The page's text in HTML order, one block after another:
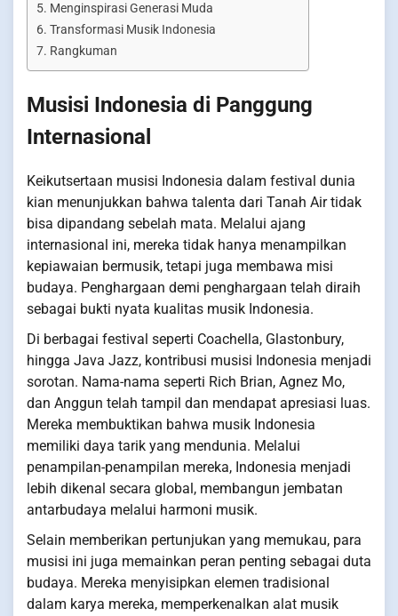
Menginspirasi Generasi Muda
Transformasi Musik Indonesia
Rangkuman
Musisi Indonesia di Panggung
Internasional
Keikutsertaan musisi Indonesia dalam festival dunia
kian menunjukkan bahwa talenta dari Tanah Air tidak
bisa dipandang sebelah mata. Melalui ajang
internasional ini, mereka tidak hanya menampilkan
kepiawaian bermusik, tetapi juga membawa misi
budaya. Penghargaan demi penghargaan telah diraih
sebagai bukti nyata kualitas musik Indonesia.
Di berbagai festival seperti Coachella, Glastonbury,
hingga Java Jazz, kontribusi musisi Indonesia menjadi
sorotan. Nama-nama seperti Rich Brian, Agnez Mo,
dan Anggun telah tampil dan mendapat apresiasi luas.
Mereka membuktikan bahwa musik Indonesia
memiliki daya tarik yang mendunia. Melalui
penampilan-penampilan mereka, Indonesia menjadi
lebih dikenal secara global, membangun jembatan
antarbudaya melalui harmoni musik.
Selain memberikan pertunjukan yang memukau, para
musisi ini juga memainkan peran penting sebagai duta
budaya. Mereka menyisipkan elemen tradisional
dalam karya mereka, memperkenalkan alat musik